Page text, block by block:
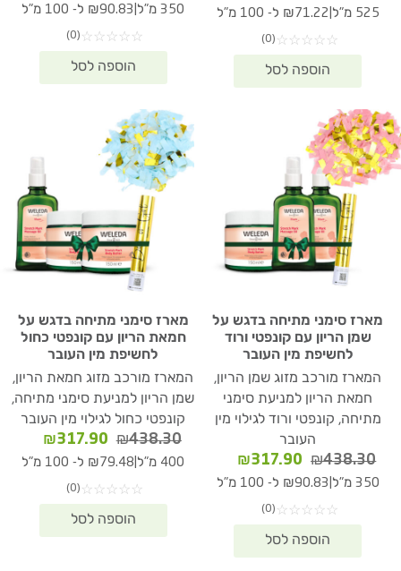
המקורי
₪532.00.
הנוכחי
525 מ"ל ₪71.22 ל- 100 מ"ל
☆
☆
☆
☆
☆
(0)
המקורי
₪438.30.
הנוכחי
350 מ"ל ₪90.83 ל- 100 מ"ל
☆
☆
☆
☆
☆
(0)
מארז סימני מתיחה בדגש על
שמן הריון עם קונפטי ורוד
לחשיפת מין העובר
המארז מורכב מזוג שמן הריון,
חמאת הריון למניעת סימני
מתיחה, קונפטי ורוד לגילוי מין
העובר
₪438.30
המחיר
המקורי
₪438.30.
₪317.90
המחיר
הנוכחי
350 מ"ל ₪90.83 ל- 100 מ"ל
☆
☆
☆
☆
☆
(0)
מארז סימני מתיחה בדגש על
חמאת הריון עם קונפטי כחול
לחשיפת מין העובר
המארז מורכב מזוג חמאת הריון,
שמן הריון למניעת סימני מתיחה,
קונפטי כחול לגילוי מין העובר
₪438.30
המחיר
המקורי
₪438.30.
₪317.90
הנוכחי
400 מ"ל ₪79.48 ל- 100 מ"ל
☆
☆
☆
☆
☆
(0)